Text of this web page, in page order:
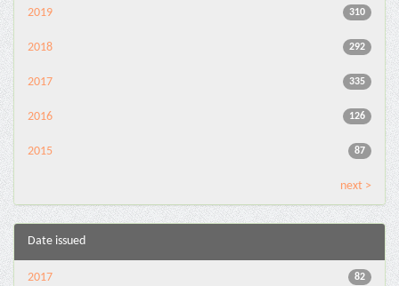
310
2019
292
2018
335
2017
126
2016
87
2015
next >
Date issued
82
2017